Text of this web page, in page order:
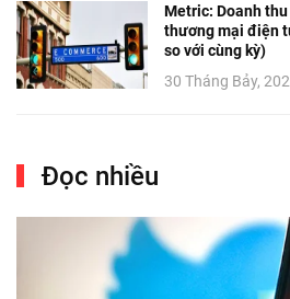
Metric: Doanh
thương mại điện
so với cùng kỳ)
30 Tháng Bảy,
Đọc nhiều